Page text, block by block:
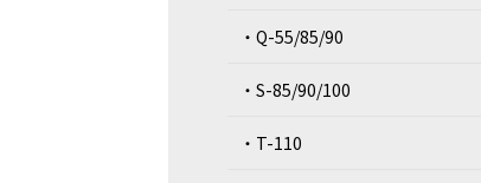
・Q-55/85/90
・S-85/90/100
・T-110